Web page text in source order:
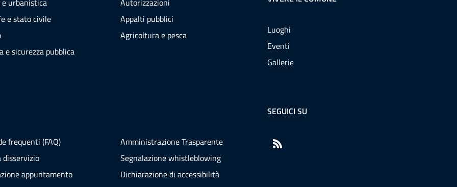
e urbanistica
e stato civile
e sicurezza pubblica
Autorizzazioni
Appalti pubblici
Agricoltura e pesca
Luoghi
Eventi
Gallerie
frequenti (FAQ)
disservizio
appuntamento
Amministrazione Trasparente
Segnalazione whistleblowing
Dichiarazione di accessibilità
SEGUICI SU